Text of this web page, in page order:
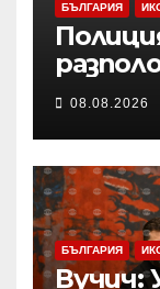
БЪЛГАРИЯ
дрон
08.08.2026
БЪЛГАРИЯ
Вучич: